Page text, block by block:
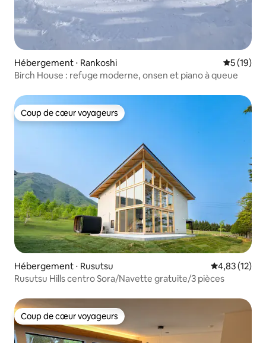
Hébergement ⋅ Rankoshi
5 (19)
Birch House : refuge moderne, onsen et piano à queue
Coup de cœur voyageurs
Coup de cœur voyageurs
Hébergement ⋅ Rusutsu Évaluation
4,83 (12)
Rusutsu Hills centro Sora/Navette gratuite/3 pièces
Coup de cœur voyageurs
Coup de cœur voyageurs